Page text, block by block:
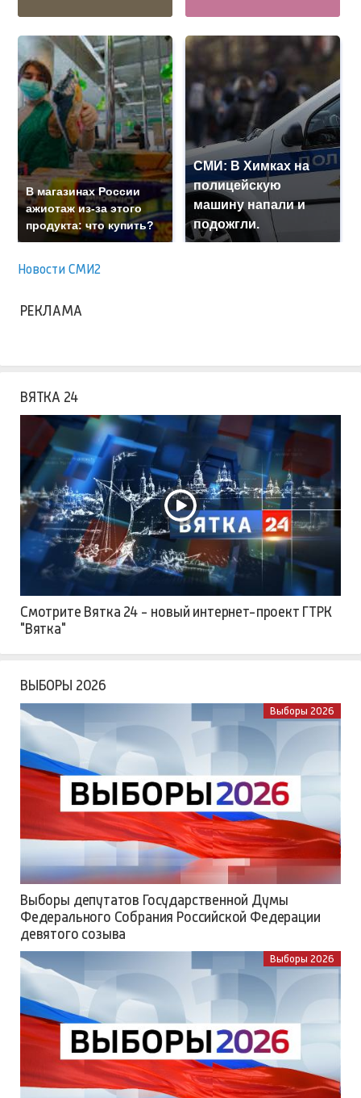
В магазинах России
ажиотаж из-за этого
продукта: что купить?
СМИ: В Химках на
полицейскую
машину напали и
подожгли.
Новости СМИ2
РЕКЛАМА
ВЯТКА 24
Смотрите Вятка 24 - новый интернет-проект ГТРК
"Вятка"
ВЫБОРЫ 2026
Выборы 2026
Выборы депутатов Государственной Думы
Федерального Собрания Российской Федерации
девятого созыва
Выборы 2026